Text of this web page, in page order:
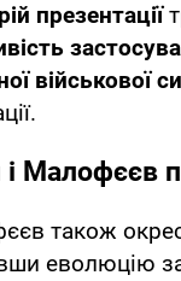
презентації
військової
і Малофєєв
також
еволюцію